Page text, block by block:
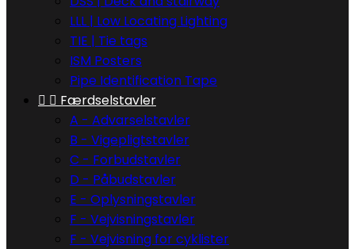
LLL | Low Locating Lighting
TIE | Tie tags
ISM Posters
Pipe Identification Tape
  Færdselstavler
A - Advarselstavler
B - Vigepligtstavler
C - Forbudstavler
D - Påbudstavler
E - Oplysningstavler
F - Vejvisningstavler
F - Vejvisning for cyklister